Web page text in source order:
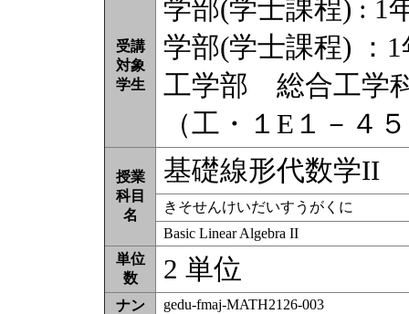
受講
対象
学生
学部(学士課程) : 1
学部(学士課程) ：
工学部 総合工学
（工・１E１－４
授業
科目
名
基礎線形代数学II
きそせんけいだいすうがくに
Basic Linear Algebra II
単位
数
2 単位
ナン
gedu-fmaj-MATH2126-003